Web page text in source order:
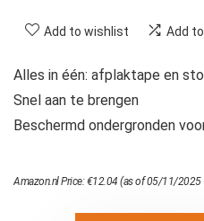
Add to wishlist Add
Alles in één: afplaktape en
Snel aan te brengen
Beschermd ondergronden
Amazon.nl Price:€12.04 (as of 05/11/2025